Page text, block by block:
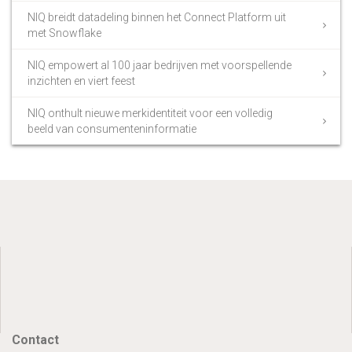
NIQ breidt datadeling binnen het Connect Platform uit
met Snowflake
NIQ empowert al 100 jaar bedrijven met voorspellende
inzichten en viert feest
NIQ onthult nieuwe merkidentiteit voor een volledig
beeld van consumenteninformatie
Contact